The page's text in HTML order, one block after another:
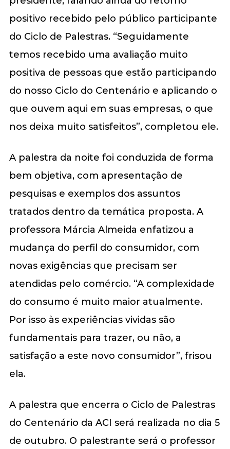
positivo recebido pelo público participante
do Ciclo de Palestras. “Seguidamente
temos recebido uma avaliação muito
positiva de pessoas que estão participando
do nosso Ciclo do Centenário e aplicando o
que ouvem aqui em suas empresas, o que
nos deixa muito satisfeitos”, completou ele.
A palestra da noite foi conduzida de forma
bem objetiva, com apresentação de
pesquisas e exemplos dos assuntos
tratados dentro da temática proposta. A
professora Márcia Almeida enfatizou a
mudança do perfil do consumidor, com
novas exigências que precisam ser
atendidas pelo comércio. “A complexidade
do consumo é muito maior atualmente.
Por isso às experiências vividas são
fundamentais para trazer, ou não, a
satisfação a este novo consumidor”, frisou
ela.
A palestra que encerra o Ciclo de Palestras
do Centenário da ACI será realizada no dia 5
de outubro. O palestrante será o professor